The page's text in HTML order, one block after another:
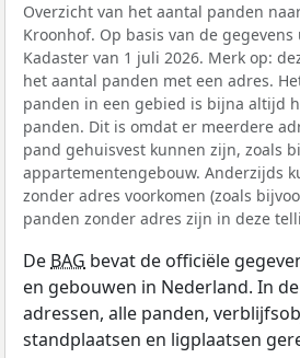
Overzicht van het aantal panden
Kroonhof. Op basis van de gegevens
Kadaster van 1 juli 2026. Merk op:
het aantal panden met een adres.
panden in een gebied is bijna altijd
panden. Dit is omdat er meerdere
pand gehuisvest kunnen zijn, zoals
appartementengebouw. Anderzijds
zonder adres voorkomen (zoals
panden zonder adres zijn in deze
De BAG bevat de officiële
en gebouwen in Nederland. In
adressen, alle panden,
standplaatsen en ligplaatsen